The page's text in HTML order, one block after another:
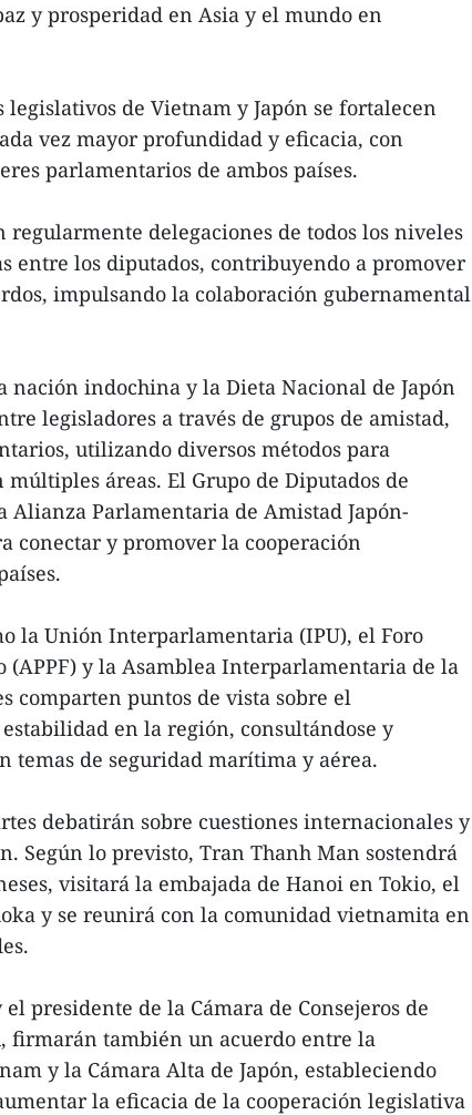
y prosperidad en Asia y el mundo en
legislativos de Vietnam y Japón se fortalecen
vez mayor profundidad y eficacia, con
parlamentarios de ambos países.
delegaciones de todos los niveles
entre los diputados, contribuyendo a promover
impulsando la colaboración gubernamental
nación indochina y la Dieta Nacional de Japón
legisladores a través de grupos de amistad,
utilizando diversos métodos para
áreas. El Grupo de Diputados de
Alianza Parlamentaria de Amistad Japón-
conectar y promover la cooperación
la Unión Interparlamentaria (IPU), el Foro
(APPF) y la Asamblea Interparlamentaria de la
comparten puntos de vista sobre el
en la región, consultándose y
temas de seguridad marítima y aérea.
debatirán sobre cuestiones internacionales y
Según lo previsto, Tran Thanh Man sostendrá
visitará la embajada de Hanoi en Tokio, el
y se reunirá con la comunidad vietnamita en
presidente de la Cámara de Consejeros de
firmarán también un acuerdo entre la
y la Cámara Alta de Japón, estableciendo
la eficacia de la cooperación legislativa